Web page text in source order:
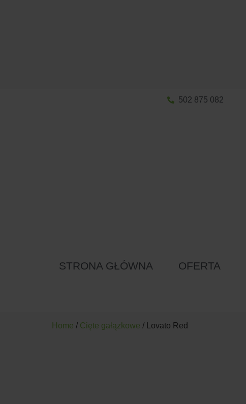
502 875 082
STRONA GŁÓWNA OFERTA
Home / Cięte gałązkowe / Lovato Red